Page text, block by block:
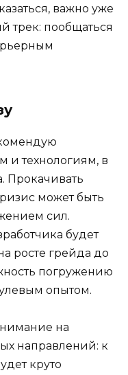
важно уже
трек: пообщаться
и технологиям, в
Прокачивать
может быть
сил.
будет
росте грейда до
погружению
опытом.
на
направлений: к
круто